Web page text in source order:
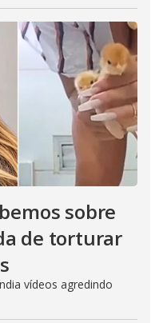
sobre
de torturar
vídeos agredindo